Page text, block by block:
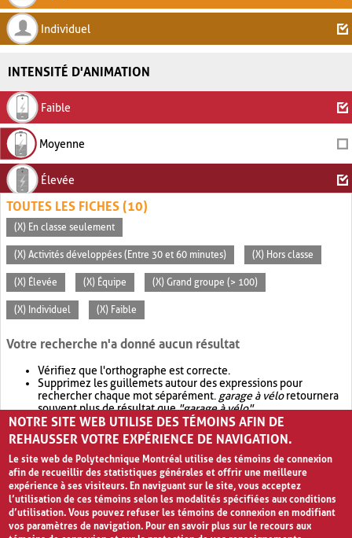
Individuel
INTENSITÉ D'ANIMATION
Faible
Moyenne
Élevée
TOUTES LES FICHES (10)
(X) En classe seulement
(X) Activités développées (Entre 30 et 60 minutes) (X) Hors classe
(X) Élevée (X) Équipe (X) Grand groupe (> 100)
(X) Individuel (X) Faible
Votre recherche n'a donné aucun résultat
Vérifiez que l'orthographe est correcte.
Supprimez les guillemets autour des expressions pour
rechercher chaque mot séparément. garage à véloretournera
souvent plus de résultat que"garage à vélo".
Envisagez d'élargir votre recherche avec OR.garage OR vélo
retournera souvent plus de résultat quegarage à vélo
NOTRE SITE WEB UTILISE DES TÉMOINS AFIN DE
REHAUSSER VOTRE EXPÉRIENCE DE NAVIGATION.
Le site web de Polytechnique Montréal utilise des témoins de connexion
afin de recueillir des statistiques générales et offrir une meilleure
expérience à ses visiteurs. En naviguant sur le site, vous acceptez
l’utilisation de ces témoins selon les modalités spécifiées aux conditions
d’utilisation. Vous pouvez refuser les témoins de connexion en modifiant
vos paramètres de navigation. Pour en savoir plus sur le recours aux